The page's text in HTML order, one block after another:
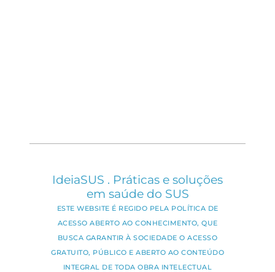
IdeiaSUS . Práticas e soluções
em saúde do SUS
ESTE WEBSITE É REGIDO PELA POLÍTICA DE
ACESSO ABERTO AO CONHECIMENTO, QUE
BUSCA GARANTIR À SOCIEDADE O ACESSO
GRATUITO, PÚBLICO E ABERTO AO CONTEÚDO
INTEGRAL DE TODA OBRA INTELECTUAL